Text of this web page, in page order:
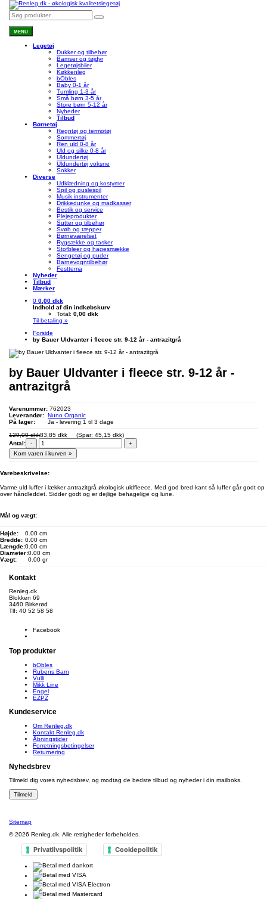
MENU
Legetøj
Dukker og tilbehør
Bamser og tøjdyr
Legetøjsbiler
Køkkenleg
bObles
Baby 0-1 år
Tumling 1-3 år
Små børn 3-5 år
Store børn 5-12 år
Nyheder
Tilbud
Børnetøj
Regntøj og termotøj
Sommertøj
Ren uld 0-8 år
Uld og silke 0-8 år
Uldundertøj
Uldundertøj voksne
Sokker
Diverse
Udklædning og kostymer
Spil og puslespil
Musik instrumenter
Drikkedunke og madkasser
Bestik og service
Plejeprodukter
Sutter og tilbehør
Svøb og tæpper
Børneværelset
Rygsække og tasker
Stofbleer og hagesmække
Sengetøj og puder
Barnevogntilbehør
Festtema
Nyheder
Tilbud
Mærker
0 0,00 dkk
Indhold af din indkøbskurv
Total: 0,00 dkk
Til betaling »
Forside
by Bauer Uldvanter i fleece str. 9-12 år - antrazitgrå
by Bauer Uldvanter i fleece str. 9-12 år -
antrazitgrå
Varenummer: 762023
Leverandør: Nuno Organic
På lager:
Ja - levering 1 til 3 dage
129,00 dkk83,85 dkk (Spar: 45,15 dkk)
Antal:
-
+
Kom varen i kurven »
Varebeskrivelse:
Varme uld luffer i lækker antrazitgrå økologisk uldfleece. Med god bred kant så luffer går godt op
over håndleddet. Sidder godt og er dejlige behagelige og lune.
Mål og vægt:
Højde:
0.00 cm
Bredde: 0.00 cm
Længde:0.00 cm
Diameter:0.00 cm
Vægt:
0.00 gr
Kontakt
Renleg.dk
Blokken 69
3460 Birkerød
Tlf: 40 52 58 58
Facebook
Top produkter
bObles
Rubens Barn
Vulli
Mikk Line
Engel
EZPZ
Kundeservice
Om Renleg.dk
Kontakt Renleg.dk
Åbningstider
Forretningsbetingelser
Returnering
Nyhedsbrev
Tilmeld dig vores nyhedsbrev, og modtag de bedste tilbud og nyheder i din mailboks.
Sitemap
© 2026 Renleg.dk. Alle rettigheder forbeholdes.
Privatlivspolitik Cookiepolitik